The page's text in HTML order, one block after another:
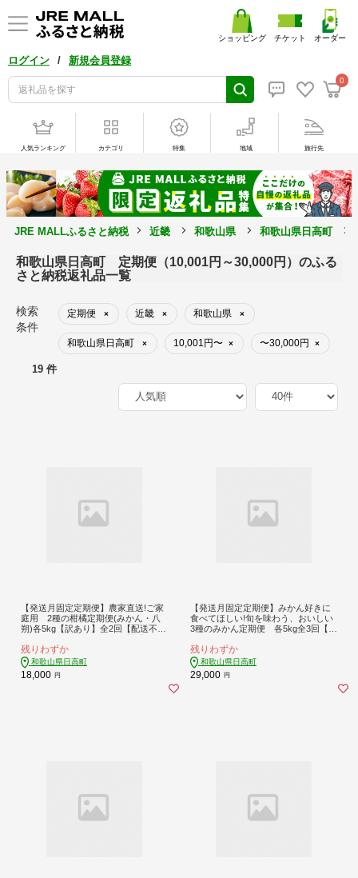
ログイン / 新規会員登録
0
ショッピング チケット オーダー
人気ランキング カテゴリ 特集 地域 旅行先
JRE MALLふるさと納税 近畿 和歌山県 和歌山県日高町
和歌山県日高町 定期便（10,001円～30,000円）のふる
さと納税返礼品一覧
検索
条件
定期便 × 近畿 × 和歌山県 ×
和歌山県日高町 × 10,001円〜 × 〜30,000円 ×
19 件
【発送月固定定期便】農家直送!ご家
庭用 2種の柑橘定期便(みかん・八
朔)各5kg【訳あり】全2回【配送不可
56】
残りわずか
和歌山県日高町
18,000 円
【発送月固定定期便】みかん好きに
食べてほしい!旬を味わう、おいしい
3種のみかん定期便 各5kg全3回【配
【4076072】
残りわずか
和歌山県日高町
29,000 円